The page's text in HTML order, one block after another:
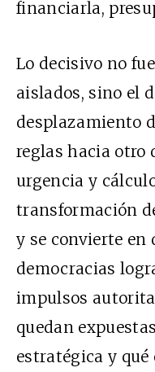
financiarla,
Lo decisivo no
aislados, sino el
desplazamiento
reglas hacia otro
urgencia y
transformación
y se convierte en
democracias
impulsos
quedan
estratégica y